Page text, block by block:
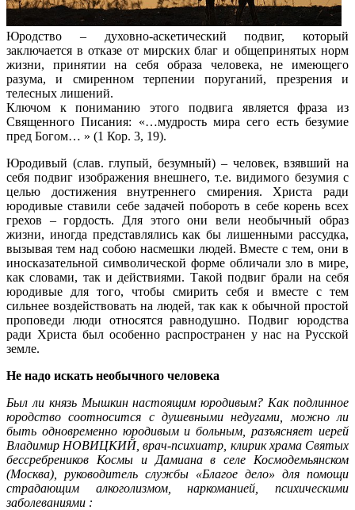
Юродство – духовно-аскетический подвиг, который
заключается в отказе от мирских благ и общепринятых норм
жизни, принятии на себя образа человека, не имеющего
разума, и смиренном терпении поруганий, презрения и
телесных лишений.
Ключом к пониманию этого подвига является фраза из
Священного Писания: «…мудрость мира сего есть безумие
пред Богом… » (1 Кор. 3, 19).
Юродивый (слав. глупый, безумный) – человек, взявший на
себя подвиг изображения внешнего, т.е. видимого безумияс
целью достижения внутреннего смирения. Христа ради
юродивые ставили себе задачей побороть в себе корень всех
грехов – гордость. Для этого они вели необычный образ
жизни, иногда представлялись как бы лишенными рассудка,
вызывая тем над собою насмешки людей. Вместе с тем, они в
иносказательной символической форме обличали зло в мире,
как словами, так и действиями. Такой подвиг брали на себя
юродивые для того, чтобы смирить себя и вместе с тем
сильнее воздействовать на людей, так как к обычной простой
проповеди люди относятся равнодушно. Подвиг юродства
ради Христа был особенно распространен у нас на Русской
земле.
Не надо искать необычного человека
Был ли князь Мышкин настоящим юродивым? Как подлинное
юродство соотносится с душевными недугами, можно ли
быть одновременно юродивым и больным, разъясняет иерей
Владимир НОВИЦКИЙ, врач-психиатр, клирик храма Святых
бессребреников Космы и Дамиана в селе Космодемьянском
(Москва), руководитель службы «Благое дело» для помощи
страдающим алкоголизмом, наркоманией, психическими
заболеваниями :